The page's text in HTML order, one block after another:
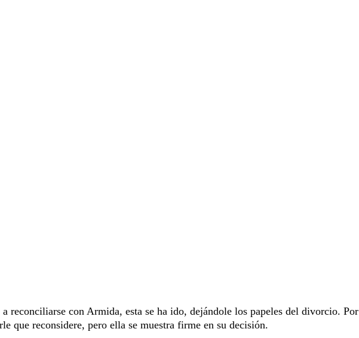
reconciliarse con Armida, esta se ha ido, dejándole los papeles del divorcio. Por
que reconsidere, pero ella se muestra firme en su decisión.